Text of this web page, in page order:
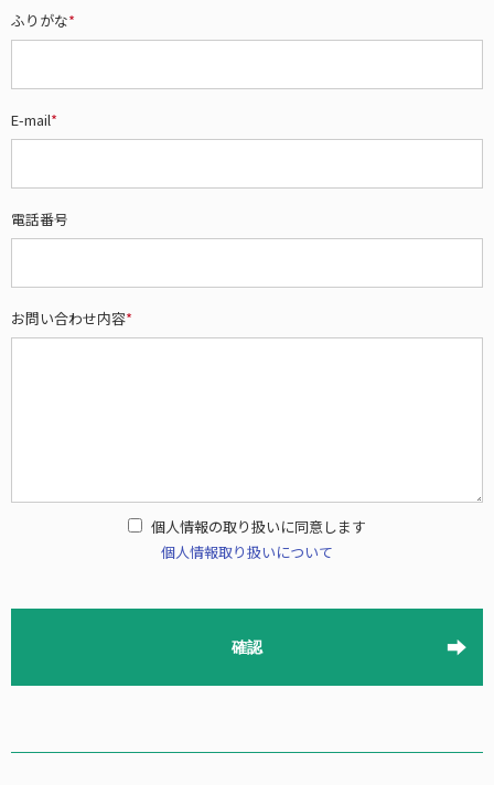
ふりがな*
E-mail*
電話番号
お問い合わせ内容*
個人情報の取り扱いに同意します
個人情報取り扱いについて